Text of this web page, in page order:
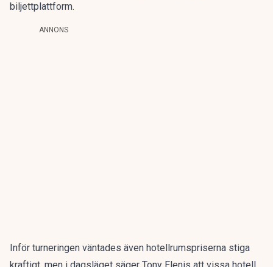
biljettplattform.
ANNONS
Inför turneringen väntades även hotellrumspriserna stiga